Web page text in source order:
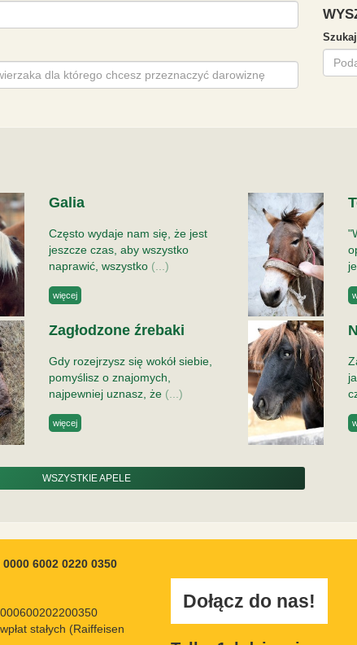
Galia
Często wydaje nam się, że jest
jeszcze czas, aby wszystko
naprawić, wszystko (...)
więcej
Zagłodzone źrebaki
Gdy rozejrzysz się wokół siebie,
pomyślisz o znajomych,
najpewniej uznasz, że (...)
więcej
WSZYSTKIE APELE
6002 0220 0350
stałych (Raiffeisen
Dołącz do nas!